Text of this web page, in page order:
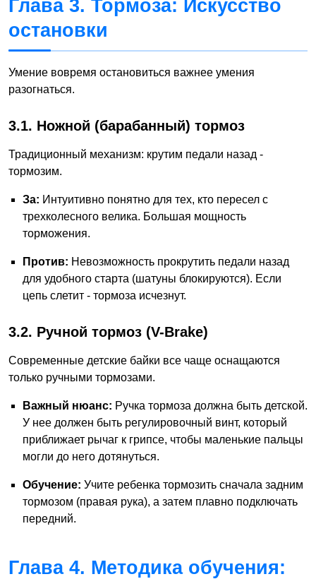
Глава 3. Тормоза: Искусство
остановки
Умение вовремя остановиться важнее умения
разогнаться.
3.1. Ножной (барабанный) тормоз
Традиционный механизм: крутим педали назад -
тормозим.
За: Интуитивно понятно для тех, кто пересел с
трехколесного велика. Большая мощность
торможения.
Против: Невозможность прокрутить педали назад
для удобного старта (шатуны блокируются). Если
цепь слетит - тормоза исчезнут.
3.2. Ручной тормоз (V-Brake)
Современные детские байки все чаще оснащаются
только ручными тормозами.
Важный нюанс: Ручка тормоза должна быть детской.
У нее должен быть регулировочный винт, который
приближает рычаг к грипсе, чтобы маленькие пальцы
могли до него дотянуться.
Обучение: Учите ребенка тормозить сначала задним
тормозом (правая рука), а затем плавно подключать
передний.
Глава 4. Методика обучения: